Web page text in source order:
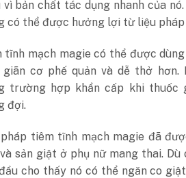
vì bản chất tác dụng nhanh của
có thể được hưởng lợi từ liệu
tĩnh mạch magie có thể được
giãn cơ phế quản và dễ thở
trường hợp khẩn cấp khi thuốc
đợi.
pháp tiêm tĩnh mạch magie đã
sản giật ở phụ nữ mang thai.
cho thấy nó có thể ngăn co